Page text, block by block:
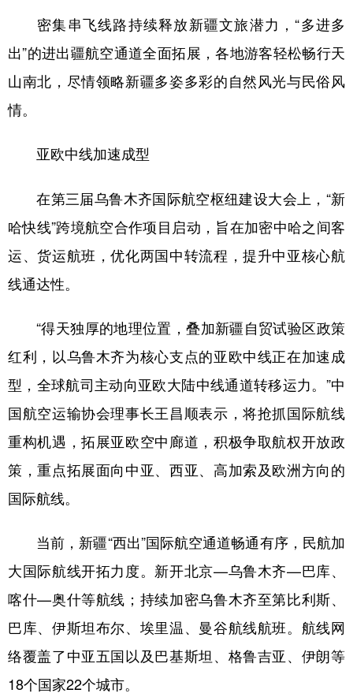
密集串飞线路持续释放新疆文旅潜力，“多进多
出”的进出疆航空通道全面拓展，各地游客轻松畅行天
山南北，尽情领略新疆多姿多彩的自然风光与民俗风
情。
亚欧中线加速成型
在第三届乌鲁木齐国际航空枢纽建设大会上，“新
哈快线”跨境航空合作项目启动，旨在加密中哈之间客
运、货运航班，优化两国中转流程，提升中亚核心航
线通达性。
“得天独厚的地理位置，叠加新疆自贸试验区政策
红利，以乌鲁木齐为核心支点的亚欧中线正在加速成
型，全球航司主动向亚欧大陆中线通道转移运力。”中
国航空运输协会理事长王昌顺表示，将抢抓国际航线
重构机遇，拓展亚欧空中廊道，积极争取航权开放政
策，重点拓展面向中亚、西亚、高加索及欧洲方向的
国际航线。
当前，新疆“西出”国际航空通道畅通有序，民航加
大国际航线开拓力度。新开北京—乌鲁木齐—巴库、
喀什—奥什等航线；持续加密乌鲁木齐至第比利斯、
巴库、伊斯坦布尔、埃里温、曼谷航线航班。航线网
络覆盖了中亚五国以及巴基斯坦、格鲁吉亚、伊朗等
18个国家22个城市。